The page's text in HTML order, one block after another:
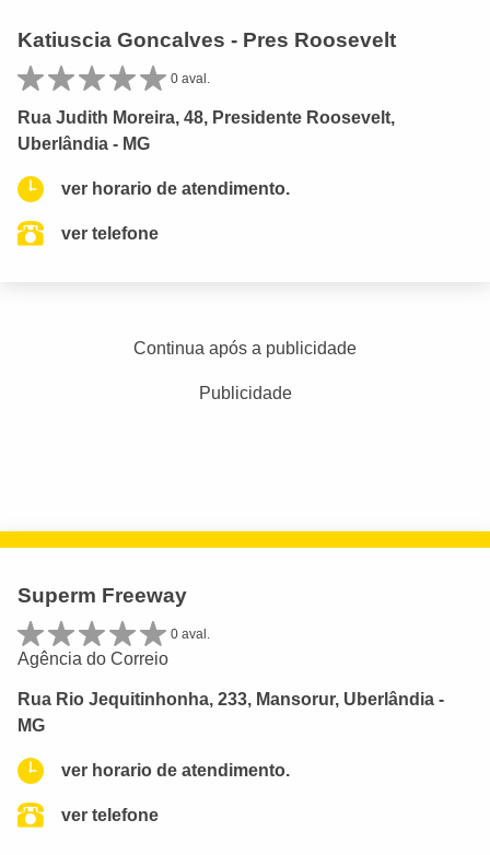
Katiuscia Goncalves - Pres Roosevelt
0 aval.
Rua Judith Moreira, 48, Presidente Roosevelt,
Uberlândia - MG
ver horario de atendimento.
ver telefone
Continua após a publicidade
Publicidade
Superm Freeway
0 aval.
Agência do Correio
Rua Rio Jequitinhonha, 233, Mansorur, Uberlândia -
MG
ver horario de atendimento.
ver telefone